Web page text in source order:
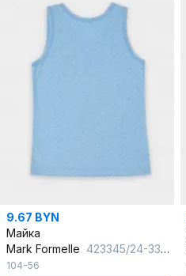
9.67 BYN
Майка
Mark Formelle 423345/24-33449П-0 синие_точки_на_голубом
104-56